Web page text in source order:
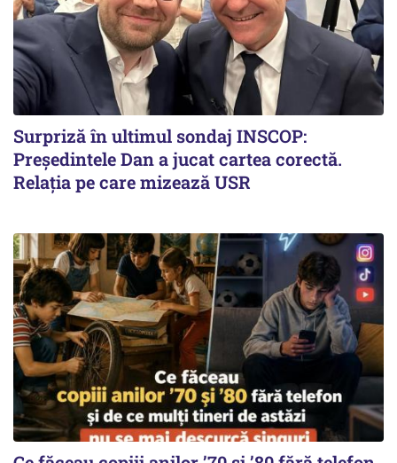
Surpriză în ultimul sondaj INSCOP:
Președintele Dan a jucat cartea corectă.
Relația pe care mizează USR